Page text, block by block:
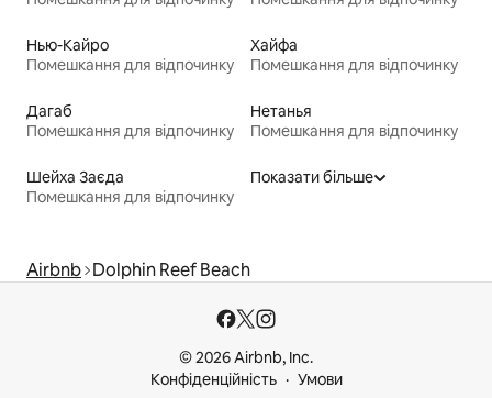
Нью-Кайро
Помешкання для відпочинку
Хайфа
Помешкання для відпочинку
Дагаб
Помешкання для відпочинку
Нетанья
Помешкання для відпочинку
Шейха Заєда
Помешкання для відпочинку
Показати більше
Airbnb Dolphin Reef Beach
© 2026 Airbnb, Inc.
Конфіденційність
Умови